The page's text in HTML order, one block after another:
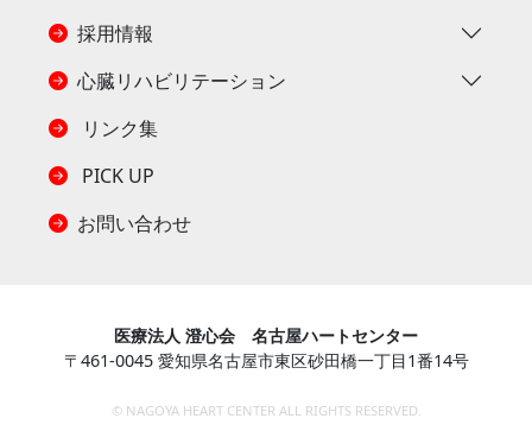
採用情報
心臓リハビリテーション
リンク集
PICK UP
お問い合わせ
医療法人 澄心会 名古屋ハートセンター
〒461-0045 愛知県名古屋市東区砂田橋一丁目1番14号
© NAGOYA HEART CENTER ALL RIGHTS RESERVED.